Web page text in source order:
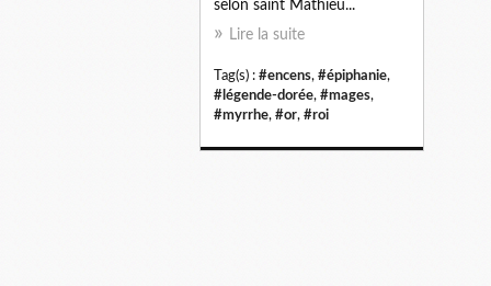
selon saint Mathieu...
Lire la suite
Tag(s) : #encens, #épiphanie,
#légende-dorée, #mages,
#myrrhe, #or, #roi